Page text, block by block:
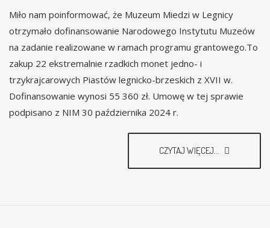
Miło nam poinformować, że Muzeum Miedzi w Legnicy
otrzymało dofinansowanie Narodowego Instytutu Muzeów
na zadanie realizowane w ramach programu grantowego.To
zakup 22 ekstremalnie rzadkich monet jedno- i
trzykrajcarowych Piastów legnicko-brzeskich z XVII w.
Dofinansowanie wynosi 55 360 zł. Umowę w tej sprawie
podpisano z NIM 30 października 2024 r.
CZYTAJ WIĘCEJ...